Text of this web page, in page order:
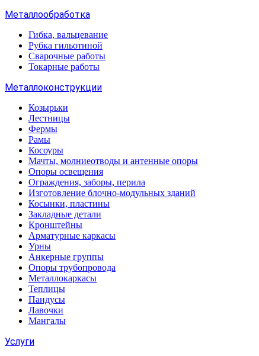
Металлообработка
Гибка, вальцевание
Рубка гильотиной
Сварочные работы
Токарные работы
Металлоконструкции
Козырьки
Лестницы
Фермы
Рамы
Косоуры
Мачты, молниеотводы и антенные опоры
Опоры освещения
Ограждения, заборы, перила
Изготовление блочно-модульных зданий
Косынки, пластины
Закладные детали
Кронштейны
Арматурные каркасы
Урны
Анкерные группы
Опоры трубопровода
Металлокаркасы
Теплицы
Пандусы
Лавочки
Мангалы
Услуги